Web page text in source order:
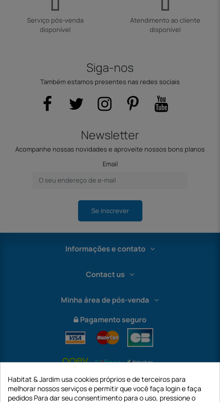
Serviço pós-venda
disponível
Atendimento ao cliente
disponível
Siga-nos
Também estamos presentes nas redes sociais
Newsletter
Acompanhe nossas novidades e aproveite nossos bons planos
Email
Se inscrever
Informações e contato
Contact us
Minha área de pós-venda
Pagamento seguro
Habitat & Jardim usa cookies próprios e de terceiros para
melhorar nossos serviços e permitir que você faça login e faça
pedidos Para dar seu consentimento para o uso, pressione o